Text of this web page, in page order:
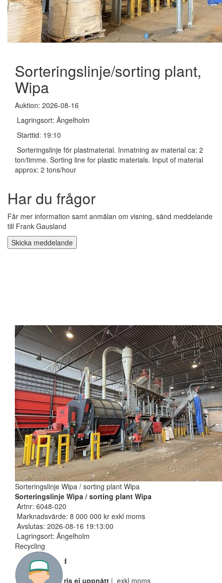
Sorteringslinje/sorting plant,
Wipa
Auktion: 2026-08-16
Lagringsort: Ängelholm
Starttid: 19:10
Sorteringslinje för plastmaterial. Inmatning av material ca: 2
ton/timme. Sorting line for plastic materials. Input of material
approx: 2 tons/hour
Har du frågor
Får mer information samt anmälan om visning, sänd meddelande
till Frank Gausland
Skicka meddelande
Sorteringslinje Wipa / sorting plant Wipa
Sorteringslinje Wipa / sorting plant Wipa
Artnr: 6048-020
Marknadsvärde: 8 000 000 kr exkl moms
Avslutas: 2026-08-16 19:13:00
Lagringsort: Ängelholm
Recycling
Nuvarande bud
500 000 SEK
Reservarionspris ej uppnått | exkl moms